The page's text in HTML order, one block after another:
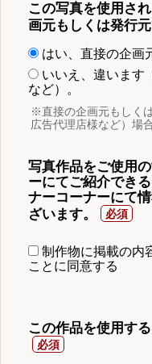
この写真を使用さ
画元もしくは発行
はい、直接の企画
いいえ、違います
など）。
※直接の企画元もしく
広告代理店様など）場
写真作品をご使用
ーにてご紹介でき
ナーコーナーにて
ざいます。
制作物に掲載の内
ことに同意する
この作品を使用す